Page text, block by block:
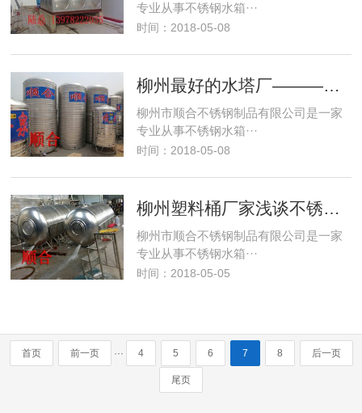
专业从事不锈钢水箱···
时间：2018-05-08
柳州最好的水塔厂————不锈钢保温水温的裂
柳州市顺合不锈钢制品有限公司是一家
专业从事不锈钢水箱···
时间：2018-05-08
柳州塑料桶厂家浅谈不锈钢水箱吊装过程的注意
柳州市顺合不锈钢制品有限公司是一家
专业从事不锈钢水箱···
时间：2018-05-05
首页 前一页 ··· 4 5 6 7 8 后一页
尾页